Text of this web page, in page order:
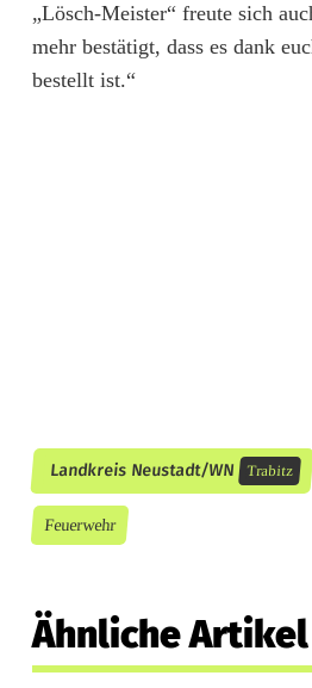
„Lösch-Meister“ freute sich
mehr bestätigt, dass es dank
bestellt ist.“
Landkreis Neustadt/WN Trabitz
Feuerwehr
Ähnliche Artikel